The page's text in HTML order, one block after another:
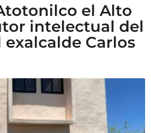
el Alto
intelectual del
Carlos